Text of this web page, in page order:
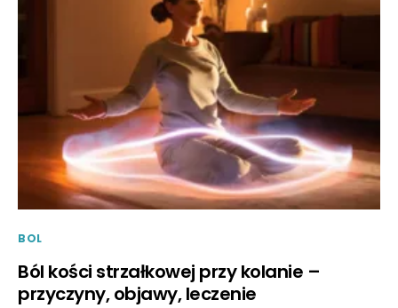
BOL
Ból kości strzałkowej przy kolanie –
przyczyny, objawy, leczenie